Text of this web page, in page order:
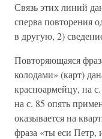
Связь этих линий
сперва повторения
в другую, 2)
Повторяющаяся
колодами» (карт)
красноармейцу, на
на с. 85 опять
оказывается на
фраза «ты еси Петр,